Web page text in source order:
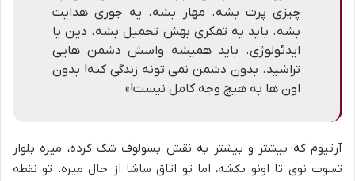
چیزی پرت بشه. مهار بشه. یه جوری هدایت
بشه. باید یه تفکری بهش تحمیل بشه. دین یا
ایدئولوژی. باید همیشه واسش دشمن هایی
تراشید. بدون دشمن نمی تونه زندگی کنه! بدون
اون ها به هیچ وجه کامل نیست!»
آرتیوم که بیشتر و بیشتر به نقش بسولوف شک کرده، میره بلوار
تسوت نوی تا اونو بکشه، اما تو اتاق ساشا از حال میره. تو نقطه